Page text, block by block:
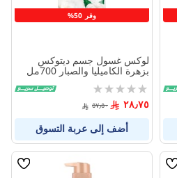
وفر 50%
لوكس غسول جسم ديتوكس
بزهرة الكاميليا والصبار 700مل
Rating:
0%
٢٨٫٧٥ ٥٧٫٥٠
أضف إلى عربة التسوق
قائمة
قائمة